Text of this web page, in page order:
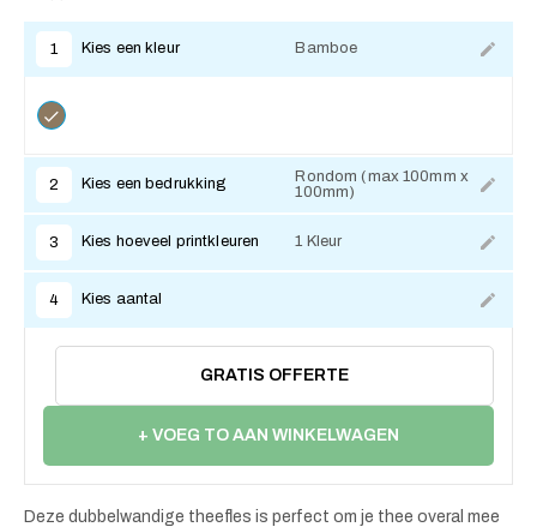
1 Kies een kleur Bamboe
2 Kies een bedrukking
Rondom (max 100mm x
100mm)
3 Kies hoeveel printkleuren 1 Kleur
4 Kies aantal
GRATIS OFFERTE
+ VOEG TO AAN WINKELWAGEN
Deze dubbelwandige theefles is perfect om je thee overal mee